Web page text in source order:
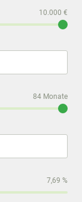
10.000 €
84 Monate
7,69 %